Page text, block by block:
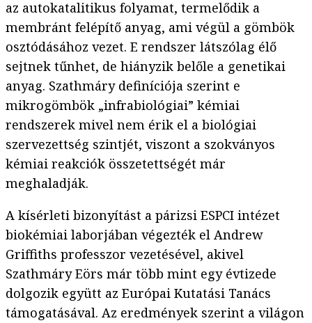
az autokatalitikus folyamat, termelődik a
membránt felépítő anyag, ami végül a gömbök
osztódásához vezet. E rendszer látszólag élő
sejtnek tűnhet, de hiányzik belőle a genetikai
anyag. Szathmáry definíciója szerint e
mikrogömbök „infrabiológiai” kémiai
rendszerek mivel nem érik el a biológiai
szervezettség szintjét, viszont a szokványos
kémiai reakciók összetettségét már
meghaladják.
A kísérleti bizonyítást a párizsi ESPCI intézet
biokémiai laborjában végezték el Andrew
Griffiths professzor vezetésével, akivel
Szathmáry Eörs már több mint egy évtizede
dolgozik együtt az Európai Kutatási Tanács
támogatásával. Az eredmények szerint a világon